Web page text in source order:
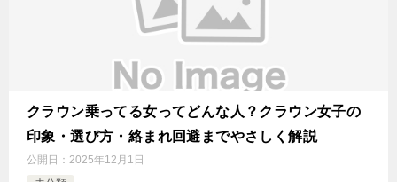
クラウン乗ってる女ってどんな人？クラウン女子の
印象・選び方・絡まれ回避までやさしく解説
公開日： 2025年12月1日